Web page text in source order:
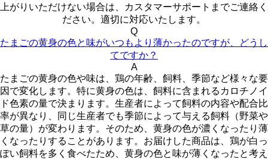
上がりいただけない場合は、カスタマーサポートまでご連絡く
ださい。適切に対応いたします。
Q
たまごの黄身の色と味がいつもより薄かったのですが、どうし
てですか？
A
たまごの黄身の色や味は、鶏の年齢、飼料、季節など様々な要
因で変化します。特に黄身の色は、飼料に含まれるカロチノイ
ド色素の量で決まります。生産者によって飼料の内容や配合比
率が異なり、同じ生産者でも季節によって与える飼料（野菜や
草の量）が変わります。そのため、黄身の色が濃くなったり薄
くなったりすることがあります。お届けした商品は、鶏が白っ
ぽい飼料を多く食べたため、黄身の色と味が薄くなったと考え